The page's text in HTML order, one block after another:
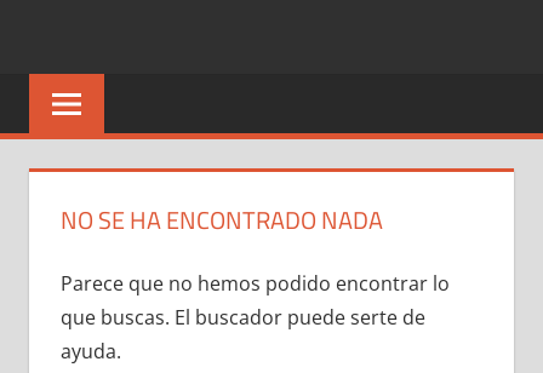
NO SE HA ENCONTRADO NADA
Parece que no hemos podido encontrar lo
que buscas. El buscador puede serte de
ayuda.